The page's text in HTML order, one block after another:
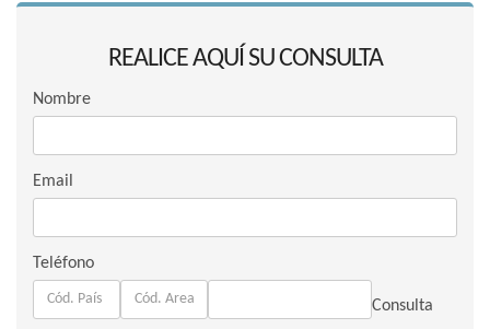
REALICE AQUÍ SU CONSULTA
Nombre
Email
Teléfono
Consulta